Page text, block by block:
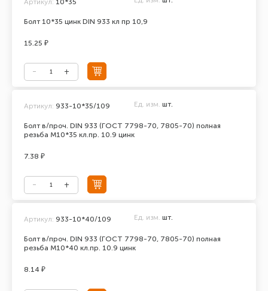
Болт 10*35 цинк DIN 933 кл пр 10,9
15.25 ₽
Болт в/проч. DIN 933 (ГОСТ 7798-70, 7805-70) полная
резьба М10*35 кл.пр. 10.9 цинк
Артикул: 933-10*35/109 Ед. изм. шт.
7.38 ₽
Болт в/проч. DIN 933 (ГОСТ 7798-70, 7805-70) полная
резьба М10*40 кл.пр. 10.9 цинк
Артикул: 933-10*40/109 Ед. изм. шт.
8.14 ₽